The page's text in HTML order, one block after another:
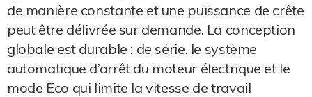
de manière constante et une puissance de crête
peut être délivrée sur demande. La conception
globale est durable : de série, le système
automatique d’arrêt du moteur électrique et le
mode Eco qui limite la vitesse de travail